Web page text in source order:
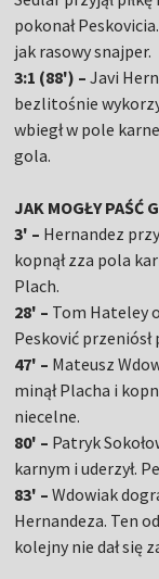
pokonał
jak rasowy snajper.
3:1 (88') –Javi
bezlitośnie
wbiegł w pole
gola.
JAK MOGŁY PAŚĆ
3' – Hernandez
kopnął zza pola
Plach.
28' – Tom Hateley
Pesković przeniósł
47' – Mateusz
minął Placha i
niecelne.
80' – Patryk
karnym i uderzył.
83' –Wdowiak
Hernandeza. Ten
kolejny nie dał się